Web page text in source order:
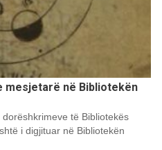
në Bibliotekën
të Bibliotekës
i digjituar në Bibliotekën